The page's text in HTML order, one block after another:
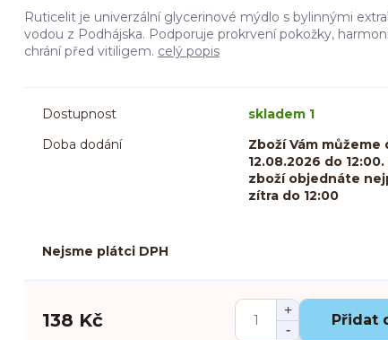
Ruticelit je univerzální glycerinové mýdlo s bylinnými
vodou z Podhájska. Podporuje prokrvení pokožky,
chrání před vitiligem. celý popis
Dostupnost
skladem 1
Doba dodání
Zboží Vám můžeme
12.08.2026 do
zboží objednáte
zítra do 12:00
Nejsme plátci DPH
138 Kč Přidat